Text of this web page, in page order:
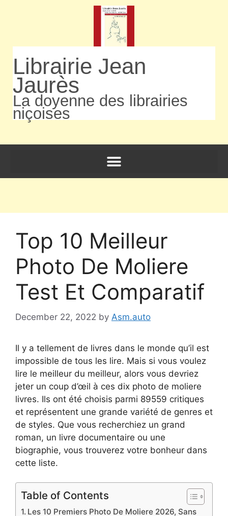
Librairie Jean
Jaurès
La doyenne des librairies
niçoises
Top 10 Meilleur
Photo De Moliere
Test Et Comparatif
December 22, 2022 by Asm.auto
Il y a tellement de livres dans le monde qu’il est
impossible de tous les lire. Mais si vous voulez
lire le meilleur du meilleur, alors vous devriez
jeter un coup d’œil à ces dix photo de moliere
livres. Ils ont été choisis parmi 89559 critiques
et représentent une grande variété de genres et
de styles. Que vous recherchiez un grand
roman, un livre documentaire ou une
biographie, vous trouverez votre bonheur dans
cette liste.
Table of Contents
Les 10 Premiers Photo De Moliere 2026, Sans